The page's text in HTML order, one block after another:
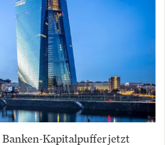
Banken-Kapitalpuffer jetzt